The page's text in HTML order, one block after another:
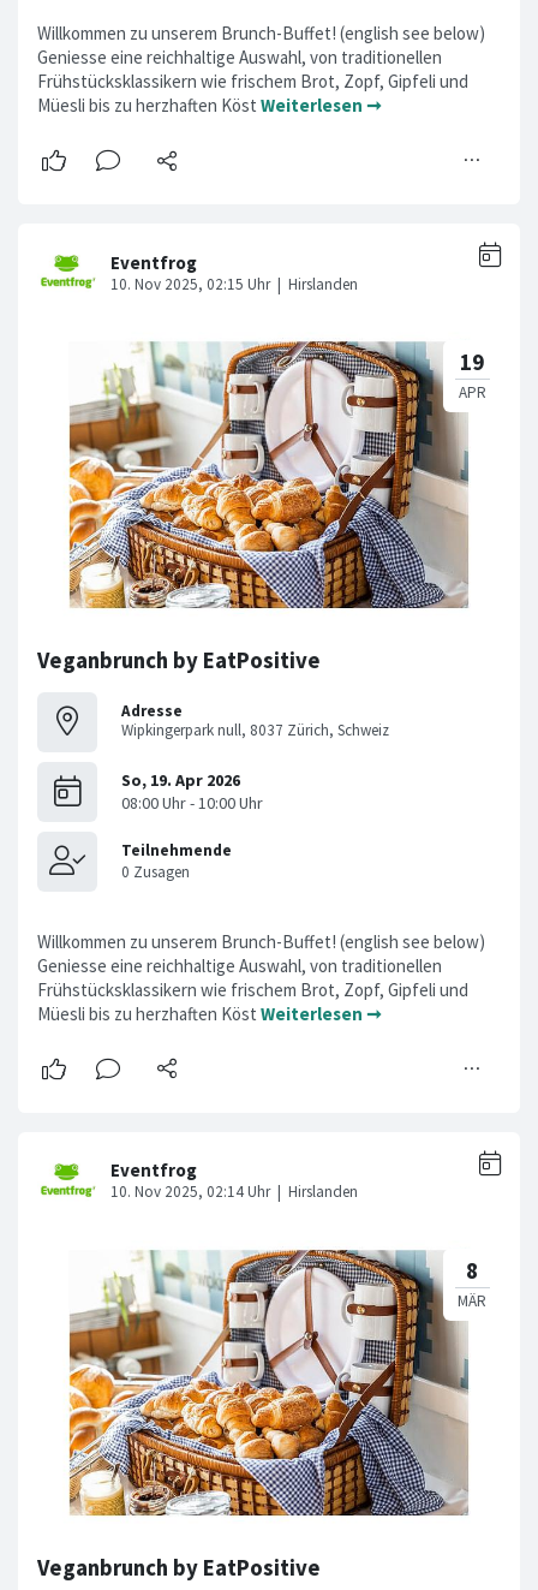
Willkommen zu unserem Brunch-Buffet! (english see below)
Geniesse eine reichhaltige Auswahl, von traditionellen
Frühstücksklassikern wie frischem Brot, Zopf, Gipfeli und
Müesli bis zu herzhaften Köst Weiterlesen ➞
Veganbrunch by EatPositive
Adresse
Wipkingerpark null, 8037 Zürich, Schweiz
Willkommen zu unserem Brunch-Buffet! (english see below)
Geniesse eine reichhaltige Auswahl, von traditionellen
Frühstücksklassikern wie frischem Brot, Zopf, Gipfeli und
Müesli bis zu herzhaften Köst Weiterlesen ➞
Veganbrunch by EatPositive